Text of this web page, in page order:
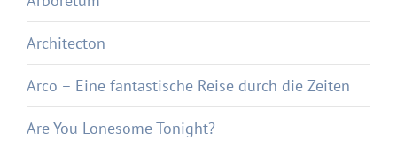
Architecton
Arco – Eine fantastische Reise durch die Zeiten
Are You Lonesome Tonight?